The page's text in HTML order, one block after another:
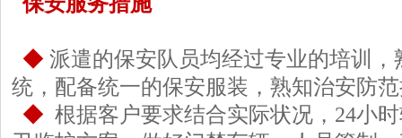
◆ 派遣的保安队员均经过专业的培训
统，配备统一的保安服装，熟知治安防
◆ 根据客户要求结合实际状况，24小